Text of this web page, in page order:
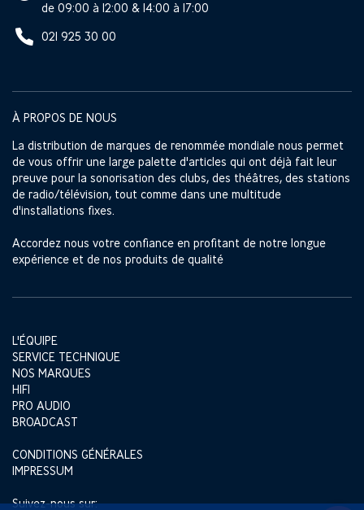
de 09:00 à 12:00 & 14:00 à 17:00
021 925 30 00
À PROPOS DE NOUS
La distribution de marques de renommée mondiale nous permet
de vous offrir une large palette d'articles qui ont déjà fait leur
preuve pour la sonorisation des clubs, des théâtres, des stations
de radio/télévision, tout comme dans une multitude
d'installations fixes.
Accordez nous votre confiance en profitant de notre longue
expérience et de nos produits de qualité
L'ÉQUIPE
SERVICE TECHNIQUE
NOS MARQUES
HIFI
PRO AUDIO
BROADCAST
CONDITIONS GÉNÉRALES
IMPRESSUM
Suivez-nous sur: